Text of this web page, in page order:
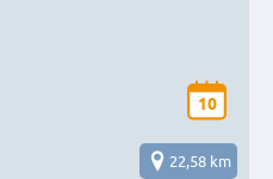
10
22,58 km